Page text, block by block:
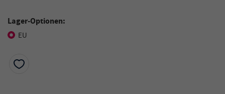
Lager-Optionen:
EU